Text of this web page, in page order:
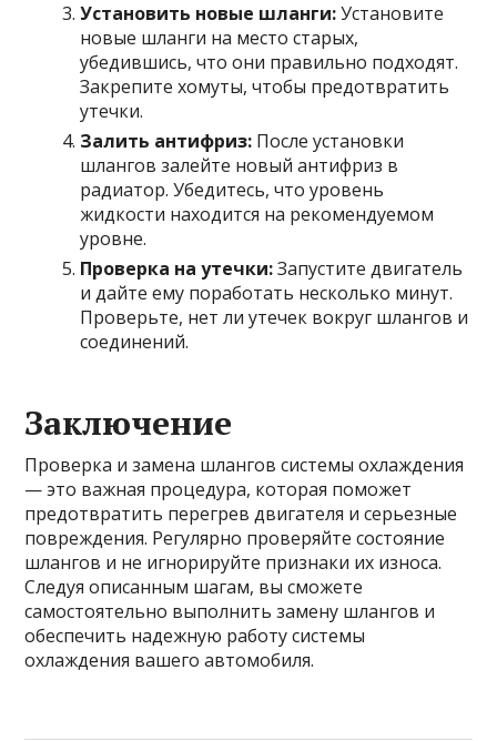
Установить новые шланги:Установите
новые шланги на место старых,
убедившись, что они правильно подходят.
Закрепите хомуты, чтобы предотвратить
утечки.
Залить антифриз: После установки
шлангов залейте новый антифриз в
радиатор. Убедитесь, что уровень
жидкости находится на рекомендуемом
уровне.
Проверка на утечки:Запустите двигатель
и дайте ему поработать несколько минут.
Проверьте, нет ли утечек вокруг шлангов и
соединений.
Заключение
Проверка и замена шлангов системы охлаждения
— это важная процедура, которая поможет
предотвратить перегрев двигателя и серьезные
повреждения. Регулярно проверяйте состояние
шлангов и не игнорируйте признаки их износа.
Следуя описанным шагам, вы сможете
самостоятельно выполнить замену шлангов и
обеспечить надежную работу системы
охлаждения вашего автомобиля.